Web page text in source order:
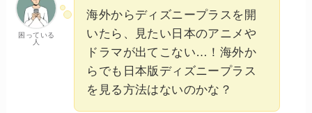
困っている
人
海外からディズニープラスを開
いたら、見たい日本のアニメや
ドラマが出てこない…！海外か
らでも日本版ディズニープラス
を見る方法はないのかな？